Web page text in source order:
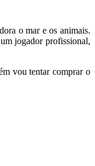
o mar e os animais.
jogador profissional,
vou tentar comprar o